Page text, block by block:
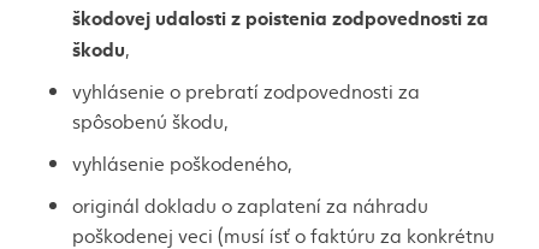
škodovej udalosti z poistenia zodpovednosti za
škodu,
vyhlásenie o prebratí zodpovednosti za
spôsobenú škodu,
vyhlásenie poškodeného,
originál dokladu o zaplatení za náhradu
poškodenej veci (musí ísť o faktúru za konkrétnu